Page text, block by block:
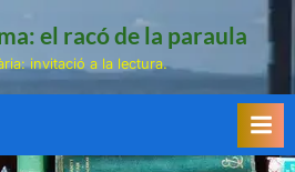
el racó de la paraula
invitació a la lectura.